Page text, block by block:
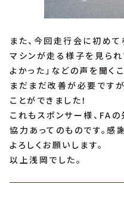
また、今回走行会に初め
マシンが走る様子を見られ
よかった」などの声を聞く
まだまだ改善が必要です
ことができました！
これもスポンサー様、FA
協力あってのものです。感
よろしくお願いします。
以上浅岡でした。